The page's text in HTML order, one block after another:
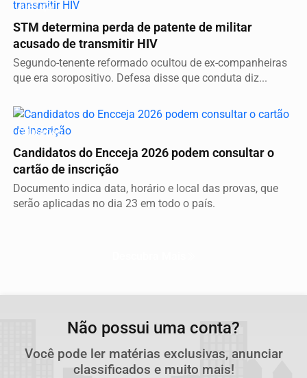
JUSTIÇA
STM determina perda de patente de militar
acusado de transmitir HIV
Segundo-tenente reformado ocultou de ex-companheiras
que era soropositivo. Defesa disse que conduta diz...
EDUCAÇÃO
Candidatos do Encceja 2026 podem consultar o
cartão de inscrição
Documento indica data, horário e local das provas, que
serão aplicadas no dia 23 em todo o país.
Não possui uma conta?
Você pode ler matérias exclusivas, anunciar
classificados e muito mais!